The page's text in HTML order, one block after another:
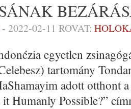
- 2022-02-11 ROVAT:
egyetlen
tartomány
adott otthont
Humanly Possible?”